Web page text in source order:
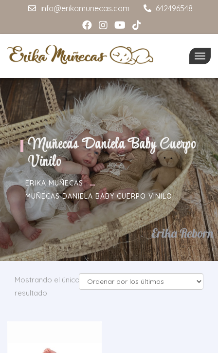
info@erikamunecas.com 642496548
Muñecas Daniela Baby Cuerpo
Vinilo
ERIKA MUÑECAS
MUÑECAS DANIELA BABY CUERPO VINILO
Mostrando el único
resultado